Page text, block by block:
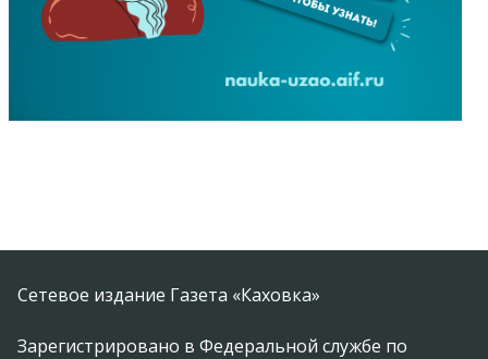
Сетевое издание Газета «Каховка»
Зарегистрировано в Федеральной службе по